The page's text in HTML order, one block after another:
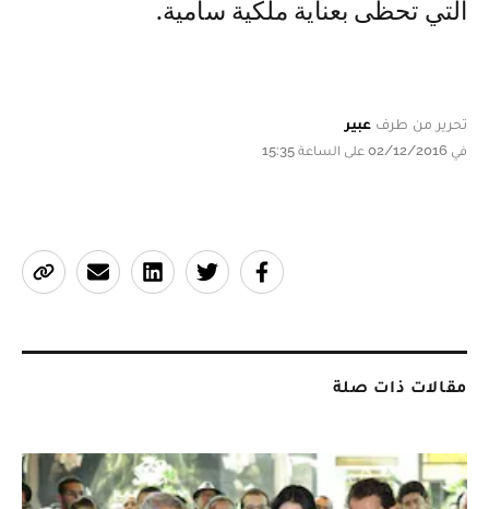
التي تحظى بعناية ملكية سامية.
تحرير من طرف عبير
في 02/12/2016 على الساعة 15:35
مقالات ذات صلة